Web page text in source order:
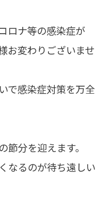
ロナ等の感染症が
お変わりございませ
で感染症対策を万全
分を迎えます。
なるのが待ち遠しい